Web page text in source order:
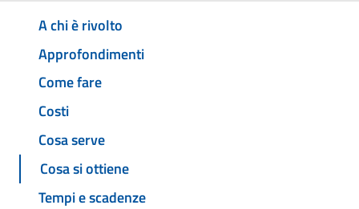
A chi è rivolto
Approfondimenti
Come fare
Costi
Cosa serve
Cosa si ottiene
Tempi e scadenze